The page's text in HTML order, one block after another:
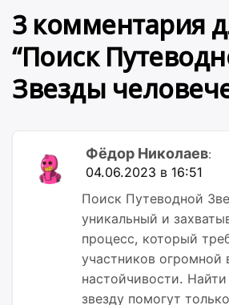
3 комментария
“Поиск
Звезды
Фёдор Николаев:
04.06.2023 в 16:51
Поиск Путеводной
уникальный и
процесс, который
участников
настойчивости.
звезду помогут